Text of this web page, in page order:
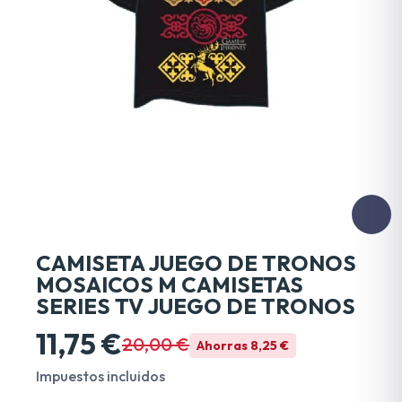
CAMISETA JUEGO DE TRONOS
MOSAICOS M CAMISETAS
SERIES TV JUEGO DE TRONOS
11,75 €20,00 € Ahorras 8,25 €
Impuestos incluidos